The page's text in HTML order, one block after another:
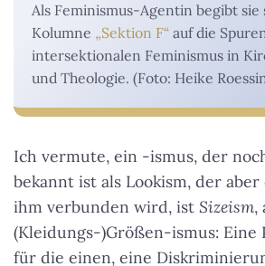
Als Feminismus-Agentin begibt
Kolumne „Sektion F“ auf die
intersektionalen Feminismus in
und Theologie. (Foto: Heike
Ich vermute, ein -ismus, der
bekannt ist als Lookism, der
ihm verbunden wird, ist Sizeism,
(Kleidungs-)Größen-ismus: Eine
für die einen, eine